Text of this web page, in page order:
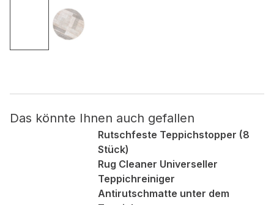
Das könnte Ihnen auch gefallen
Rutschfeste Teppichstopper (8
Stück)
Rug Cleaner Universeller
Teppichreiniger
Antirutschmatte unter dem
Werbetreibende Dritter sind.
Nicht kategorisiert.
wurden.
Alle ablehnen
Meine Einstellungen speichern
Alle akzeptieren